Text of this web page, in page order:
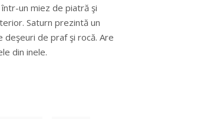
un miez de piatră şi
Saturn prezintă un
deşeuri de praf şi rocă. Are
din inele.